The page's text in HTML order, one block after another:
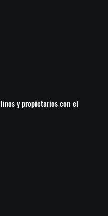
y propietarios con el